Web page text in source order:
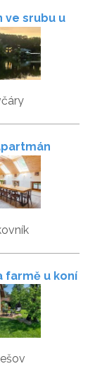
ve srubu u
farmě u koní